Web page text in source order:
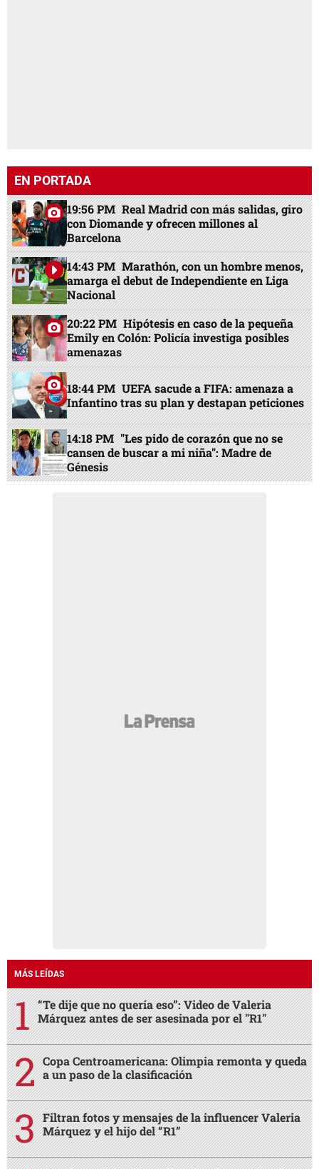
EN PORTADA
19:56 PM Real Madrid con más salidas, giro
con Diomande y ofrecen millones al
Barcelona
14:43 PM Marathón, con un hombre menos,
amarga el debut de Independiente en Liga
Nacional
20:22 PM Hipótesis en caso de la pequeña
Emily en Colón: Policía investiga posibles
amenazas
18:44 PM UEFA sacude a FIFA: amenaza a
Infantino tras su plan y destapan peticiones
14:18 PM "Les pido de corazón que no se
cansen de buscar a mi niña": Madre de
Génesis
MÁS LEÍDAS
“Te dije que no quería eso”: Video de Valeria
Márquez antes de ser asesinada por el "R1"
Copa Centroamericana: Olimpia remonta y queda
a un paso de la clasificación
Filtran fotos y mensajes de la influencer Valeria
Márquez y el hijo del “R1”